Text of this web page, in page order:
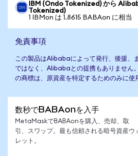
IBM (Ondo Tokenized) から
Tokenized)
1 IBMon は 1.8615 BABAon に相当
免責事項
この製品はAlibabaによって発行、後援、
ではなく、Alibabaとの提携もありません
の商標は、原資産を特定するためのみに使
数秒でBABAonを入手
MetaMaskでBABAonを購入、売却、取
引、スワップ。最も信頼される暗号資産ウ
レット。